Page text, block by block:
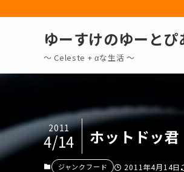
ゆーすけのゆーと
～ Celeste + αな生活 〜
ホットドッ君
2011
4/14
ジャンクフード 2011年4月14日